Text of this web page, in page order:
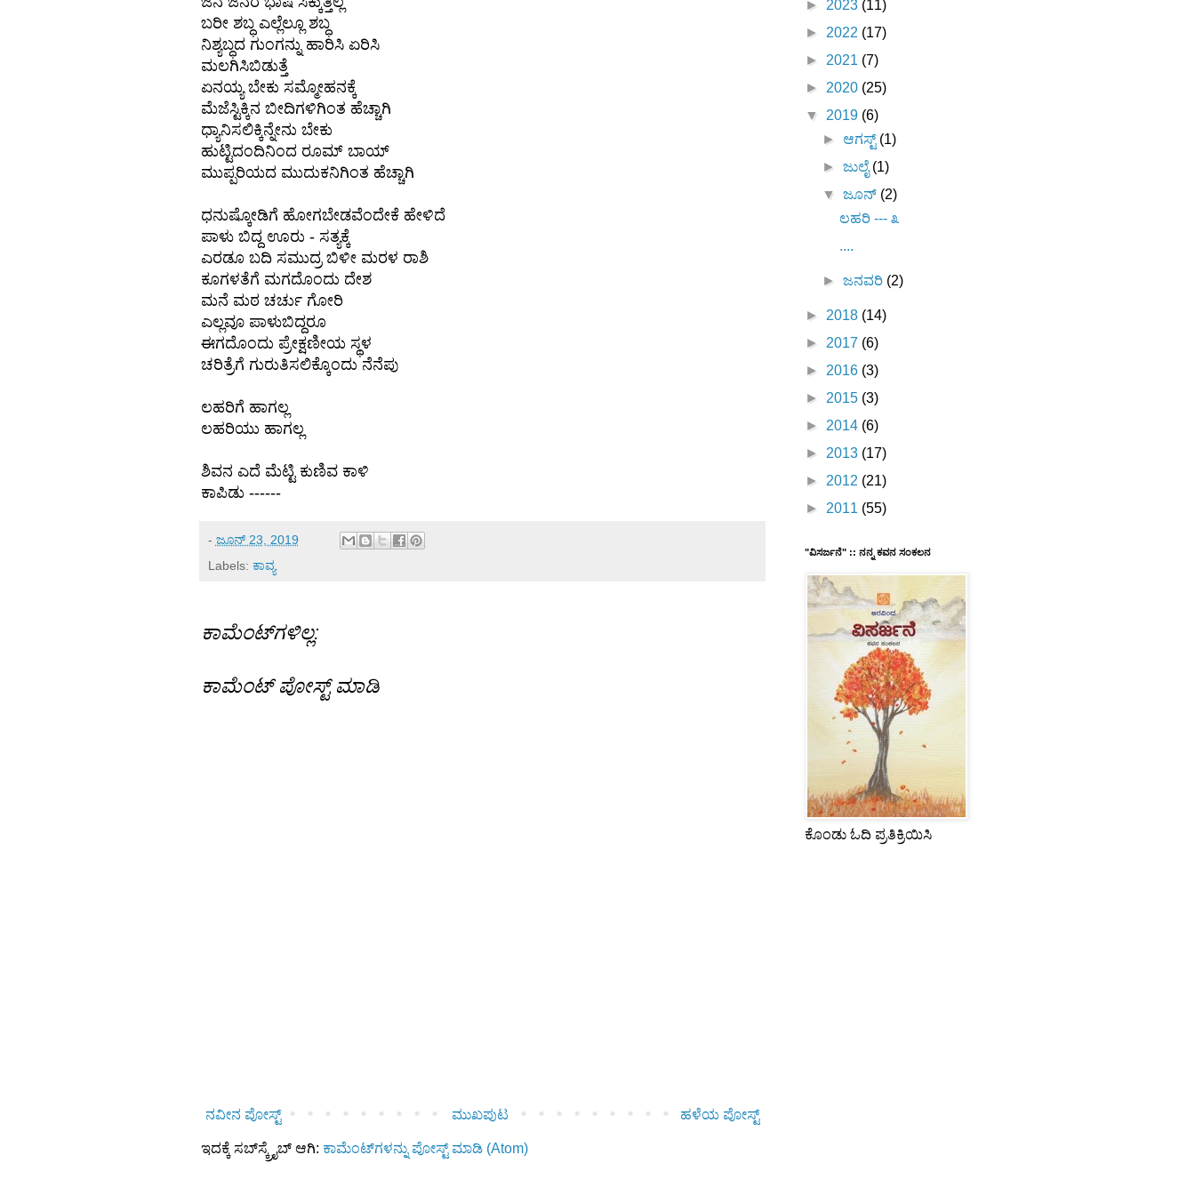
ಬರೀ ಶಬ್ಧ ಎಲ್ಲೆಲ್ಲೂ ಶಬ್ಧ
ನಿಶ್ಯಬ್ಧದ ಗುಂಗನ್ನು ಹಾರಿಸಿ ಏರಿಸಿ
ಮಲಗಿಸಿಬಿಡುತ್ತೆ
ಏನಯ್ಯ ಬೇಕು ಸಮ್ಮೋಹನಕ್ಕೆ
ಮೆಜೆಸ್ಟಿಕ್ಕಿನ ಬೀದಿಗಳಿಗಿಂತ ಹೆಚ್ಚಾಗಿ
ಧ್ಯಾನಿಸಲಿಕ್ಕಿನ್ನೇನು ಬೇಕು
ಹುಟ್ಟಿದಂದಿನಿಂದ ರೂಮ್ ಬಾಯ್
ಮುಪ್ಪರಿಯದ ಮುದುಕನಿಗಿಂತ ಹೆಚ್ಚಾಗಿ
ಧನುಷ್ಕೋಡಿಗೆ ಹೋಗಬೇಡವೆಂದೇಕೆ ಹೇಳಿದೆ
ಪಾಳು ಬಿದ್ದ ಊರು - ಸತ್ಯಕ್ಕೆ
ಎರಡೂ ಬದಿ ಸಮುದ್ರ ಬಿಳೀ ಮರಳ ರಾಶಿ
ಕೂಗಳತೆಗೆ ಮಗದೊಂದು ದೇಶ
ಮನೆ ಮಠ ಚರ್ಚು ಗೋರಿ
ಎಲ್ಲವೂ ಪಾಳುಬಿದ್ದರೂ
ಈಗದೊಂದು ಪ್ರೇಕ್ಷಣೀಯ ಸ್ಥಳ
ಚರಿತ್ರೆಗೆ ಗುರುತಿಸಲಿಕ್ಕೊಂದು ನೆನೆಪು
ಲಹರಿಗೆ ಹಾಗಲ್ಲ
ಲಹರಿಯು ಹಾಗಲ್ಲ
ಶಿವನ ಎದೆ ಮೆಟ್ಟಿ ಕುಣಿವ ಕಾಳಿ
ಕಾಪಿಡು ------
- ಜೂನ್ 23, 2019
Labels: ಕಾವ್ಯ
ಕಾಮೆಂಟ್‌ಗಳಿಲ್ಲ:
ಕಾಮೆಂಟ್‌‌ ಪೋಸ್ಟ್‌ ಮಾಡಿ
ನವೀನ ಪೋಸ್ಟ್ ಹಳೆಯ ಪೋಸ್ಟ್
ಮುಖಪುಟ
ಇದಕ್ಕೆ ಸಬ್‌ಸ್ಕ್ರೈಬ್‌ ಆಗಿ: ಕಾಮೆಂಟ್‌ಗಳನ್ನು ಪೋಸ್ಟ್ ಮಾಡಿ (Atom)
► 2023 (11)
► 2022 (17)
► 2021 (7)
► 2020 (25)
▼ 2019 (6)
► ಆಗಸ್ಟ್ (1)
► ಜುಲೈ(1)
▼ ಜೂನ್ (2)
ಲಹರಿ --- ೩
....
► ಜನವರಿ (2)
► 2018 (14)
► 2017 (6)
► 2016 (3)
► 2015 (3)
► 2014 (6)
► 2013 (17)
► 2012 (21)
► 2011 (55)
"ವಿಸರ್ಜನೆ" :: ನನ್ನ ಕವನ ಸಂಕಲನ
ಕೊಂಡು ಓದಿ ಪ್ರತಿಕ್ರಿಯಿಸಿ